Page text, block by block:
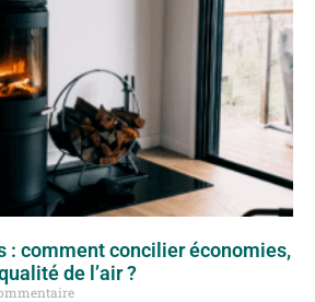
: comment concilier économies,
de l’air ?